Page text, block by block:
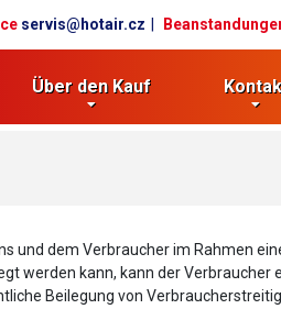
servis@hotair.cz
Über den Kauf
und dem Verbraucher im Rahmen
werden kann, kann der
Beilegung von